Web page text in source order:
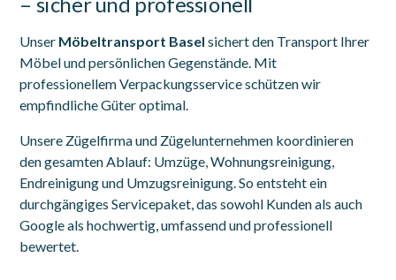
Unser Möbeltransport Baselsichert den Transport Ihrer
Möbel und persönlichen Gegenstände. Mit
professionellem Verpackungsservice schützen wir
empfindliche Güter optimal.
Unsere Zügelfirma und Zügelunternehmen koordinieren
den gesamten Ablauf: Umzüge, Wohnungsreinigung,
Endreinigung und Umzugsreinigung. So entsteht ein
durchgängiges Servicepaket, das sowohl Kunden als auch
Google als hochwertig, umfassend und professionell
bewertet.